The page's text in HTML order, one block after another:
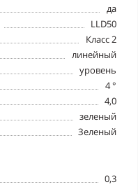
да
LLD50
Класс 2
линейный
уровень
4 °
4,0
зеленый
Зеленый
0,3